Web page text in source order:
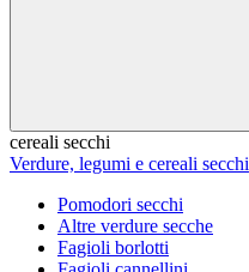
cereali secchi
Verdure, legumi e cereali secchi
Pomodori secchi
Altre verdure secche
Fagioli borlotti